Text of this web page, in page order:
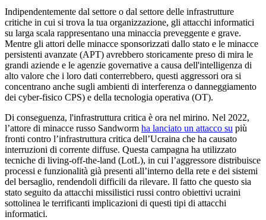
Indipendentemente dal settore o dal settore delle infrastrutture
critiche in cui si trova la tua organizzazione, gli attacchi informatici
su larga scala rappresentano una minaccia preveggente e grave.
Mentre gli attori delle minacce sponsorizzati dallo stato e le minacce
persistenti avanzate (APT) avrebbero storicamente preso di mira le
grandi aziende e le agenzie governative a causa dell'intelligenza di
alto valore che i loro dati conterrebbero, questi aggressori ora si
concentrano anche sugli ambienti di interferenza o danneggiamento
dei cyber-fisico CPS) e della tecnologia operativa (OT).
Di conseguenza, l'infrastruttura critica è ora nel mirino. Nel 2022,
l’attore di minacce russo Sandworm ha lanciato un attacco su più
fronti contro l’infrastruttura critica dell’Ucraina che ha causato
interruzioni di corrente diffuse. Questa campagna ha utilizzato
tecniche di living-off-the-land (LotL), in cui l’aggressore distribuisce
processi e funzionalità già presenti all’interno della rete e dei sistemi
del bersaglio, rendendoli difficili da rilevare. Il fatto che questo sia
stato seguito da attacchi missilistici russi contro obiettivi ucraini
sottolinea le terrificanti implicazioni di questi tipi di attacchi
informatici.